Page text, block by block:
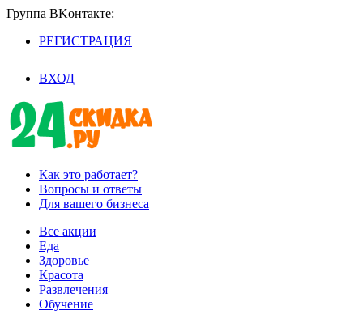
Группа BKoнтaктe:
РЕГИСТРАЦИЯ
ВХОД
Как это работает?
Вопросы и ответы
Для вашего бизнеса
Все акции
Еда
Здоровье
Красота
Развлечения
Обучение